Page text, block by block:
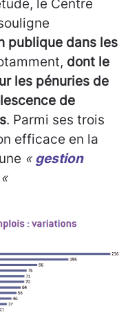
le Centre
publique dans les
dont le
les pénuries de
de
. Parmi ses trois
efficace en la
« gestion
«